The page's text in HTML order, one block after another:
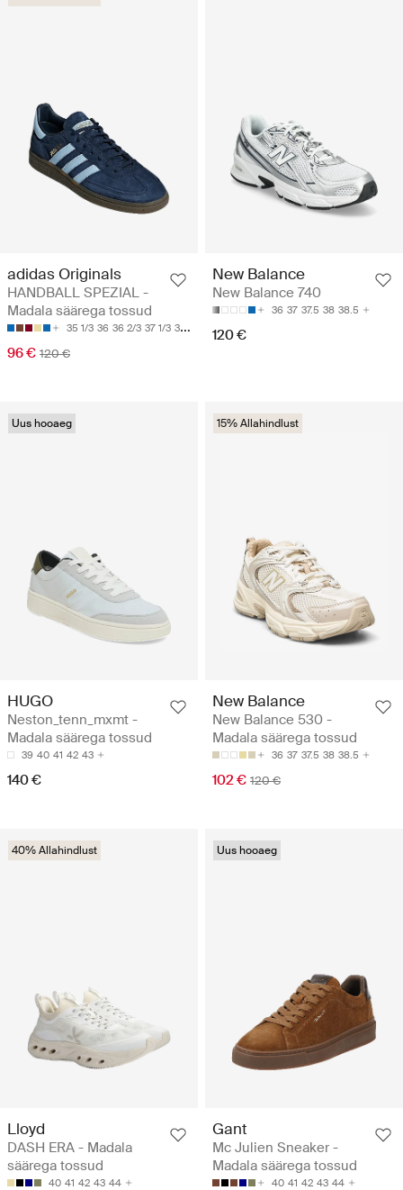
adidas Originals
HANDBALL SPEZIAL -
Madala säärega tossud
35 1/3 36 36 2/3 37 1/3 38
96 € 120 €
New Balance
New Balance 740
36 37 37.5 38 38.5
120 €
Uus hooaeg
HUGO
Neston_tenn_mxmt -
Madala säärega tossud
39 40 41 42 43
140 €
15% Allahindlust
New Balance
New Balance 530 -
Madala säärega tossud
36 37 37.5 38 38.5
102 € 120 €
40% Allahindlust
Lloyd
DASH ERA - Madala
säärega tossud
40 41 42 43 44
Uus hooaeg
Gant
Mc Julien Sneaker -
Madala säärega tossud
40 41 42 43 44